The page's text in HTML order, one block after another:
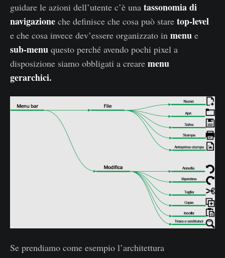
guidare le azioni dell’utente c’è una tassonomia di
navigazione che definisce che cosa può stare top-level
e che cosa invece dev’essere organizzato in menu e
sub-menu questo perché avendo pochi pixel a
disposizione siamo obbligati a creare menu
gerarchici.
Se prendiamo come esempio l’architettura